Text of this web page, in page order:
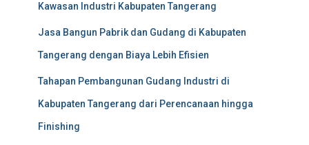
Kawasan Industri Kabupaten Tangerang
Jasa Bangun Pabrik dan Gudang di Kabupaten
Tangerang dengan Biaya Lebih Efisien
Tahapan Pembangunan Gudang Industri di
Kabupaten Tangerang dari Perencanaan hingga
Finishing